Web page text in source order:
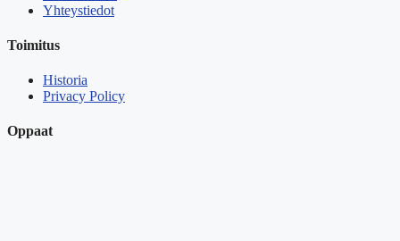
Yhteystiedot
Toimitus
Historia
Privacy Policy
Oppaat